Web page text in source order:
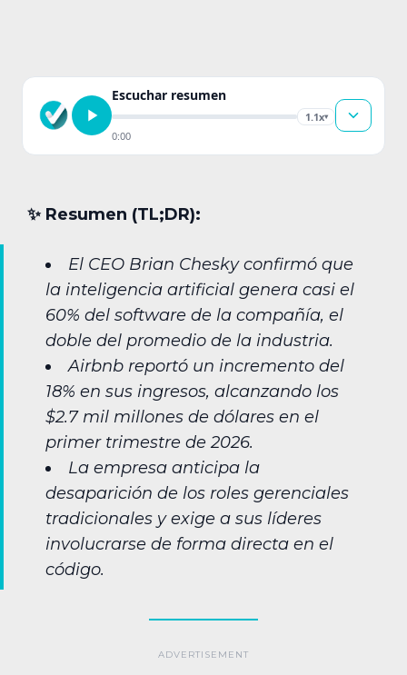
Escuchar resumen
1.1x▾
0:00
✨︎ Resumen (TL;DR):
El CEO Brian Chesky confirmó que
la inteligencia artificial genera casi el
60% del software de la compañía, el
doble del promedio de la industria.
Airbnb reportó un incremento del
18% en sus ingresos, alcanzando los
$2.7 mil millones de dólares en el
primer trimestre de 2026.
La empresa anticipa la
desaparición de los roles gerenciales
tradicionales y exige a sus líderes
involucrarse de forma directa en el
código.